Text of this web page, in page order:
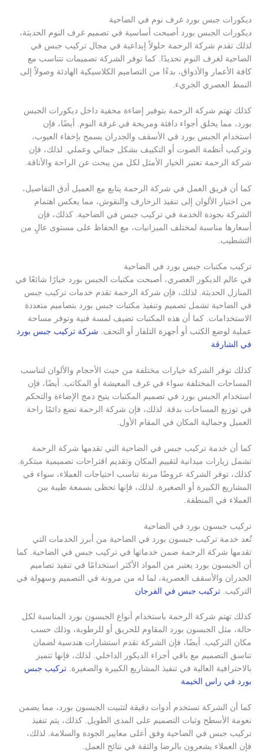
ديكورات جبس بورد غرف نوم في الضاحية
ديكورات الجبس بورد أصبحت أساسية في تصميم غرف النوم الحديثة،
لذلك تقدم شركة الرحمة حلولاً إبداعية في مجال تركيب جبس في
الضاحية لغرف النوم تحديدًا. كما توفر الشركة تصميمات تتناسب مع
كافة الأعمار والأذواق، بدءًا من التصاميم الكلاسيكية الهادئة وصولاً إلى
النمط العصري الجريء.
كذلك تهتم شركة الرحمة بتوفير إضاءة مخفية داخل ديكورات الجبس
بورد، مما يخلق أجواء دافئة ومريحة في غرفة النوم. أيضًا، فإن
استخدام الجبس بورد في الأسقف والجدران يسمح بإخفاء العيوب،
وتركيب أنظمة الصوت أو التكييف بشكل جمالي وعملي. لذلك، فإن
شركة الرحمة تعتبر الخيار الأمثل لكل من يبحث عن الراحة والأناقة.
كما أن فريق العمل في شركة الرحمة يتابع مع العميل أدق التفاصيل،
من اختيار الألوان إلى تنفيذ الزخارف والنقوش، مما يعكس اهتمام
الشركة بجودة الخدمة في تركيب جبس في الضاحية. كذلك، فإن
أسعارها مناسبة لمختلف الميزانيات، مع الحفاظ على مستوى عالٍ من
التشطيب.
تركيب مكتبات جبس بورد في الضاحية
في عالم الديكور العصري، أصبحت مكتبات الجبس بورد خيارًا شائعًا في
المنازل الحديثة. لذلك، فإن شركة الرحمة تقدم خدمات تركيب جبس
في الضاحية تشمل تصميم وتنفيذ مكتبات جبس بورد بتصاميم متعددة
الاستخدامات. كما أن هذه المكتبات تضيف لمسة فنية وتوفر مساحة
عملية لوضع الكتب أو أجهزة التلفاز أو التحف. شركة تركيب جبس بورد
في الشارقة
كذلك توفر الشركة خيارات مختلفة من حيث الأحجام والألوان لتناسب
المساحات المختلفة سواء في غرف المعيشة أو المكاتب. أيضًا، فإن
استخدام الجبس بورد في تصميم المكتبات يتيح دمج الإضاءة والتحكم
في توزيع المساحات بدقة. لذلك، فإن شركة الرحمة تضع دائمًا راحة
العميل وجمالية المكان في المقام الأول.
كما أن خدمة تركيب جبس في الضاحية التي تقدمها شركة الرحمة
تشمل زيارات ميدانية لتقييم المكان وتقديم اقتراحات تصميمية مبتكرة.
كذلك، توفر الشركة عروضًا مرنة تناسب احتياجات العملاء، سواء في
المشاريع الكبيرة أو الصغيرة. لذلك، فإنها تحظى بسمعة طيبة بين
العملاء في المنطقة.
تركيب جبسون بورد في الضاحية
تُعد خدمة تركيب جبسون بورد في الضاحية من أبرز الخدمات التي
تقدمها شركة الرحمة ضمن خدماتها في تركيب جبس في الضاحية. كما
أن الجبسون بورد يعتبر من المواد الأكثر استخدامًا في تنفيذ تصاميم
الجدران والأسقف العصرية، لما له من مرونة في التصميم وسهولة في
التركيب.تركيب جبس في الفرجان
كذلك تهتم شركة الرحمة باستخدام أنواع الجبسون بورد المناسبة لكل
حالة، مثل الجبسون بورد المقاوم للحريق أو للرطوبة، وذلك حسب
مكان التركيب. أيضًا، فإن الشركة تقدم استشارات هندسية لضمان
تناسق التصميم مع باقي أجزاء الديكور الداخلي. لذلك، فإنها تتميز
بالاحترافية العالية في تنفيذ المشاريع الكبيرة والصغيرة.تركيب جبس
بورد في راس الخيمة
كما أن الشركة تستخدم أدوات دقيقة لتثبيت الجبسون بورد، مما يضمن
نعومة الأسطح وثبات التصميم على المدى الطويل. كذلك، يتم تنفيذ
تركيب جبس في الضاحية وفق أعلى معايير الجودة والسلامة. لذلك،
فإن العملاء يشعرون بالرضا والثقة في نتائج العمل.